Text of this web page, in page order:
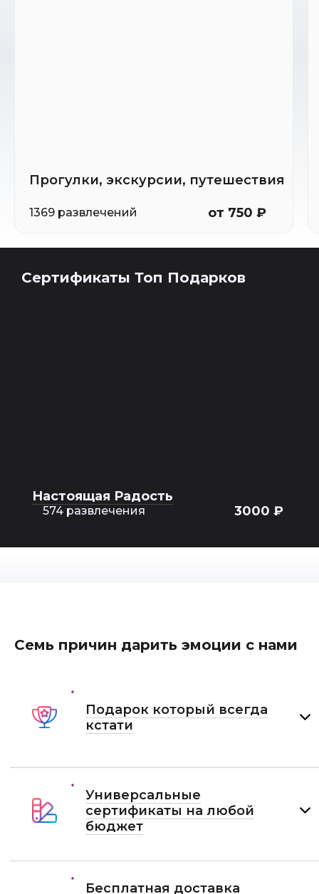
Прогулки, экскурсии, путешествия
1369 развлечений от 750 ₽
Сертификаты Топ Подарков
Настоящая Радость
574 развлечения 3000 ₽
Семь причин дарить эмоции с нами
Подарок который всегда
кстати
Универсальные
сертификаты на любой
бюджет
Бесплатная доставка